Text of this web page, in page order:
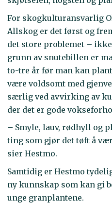
For skogkulturansvarlig
Allskog er det først og
det store problemet –
grunn av snutebillen er
to-tre år før man kan
være voldsomt med
særlig ved avvirking av
der det er gode
– Smyle, lauv, rødhyll og
ting som gjør det tøft å
sier Hestmo.
Samtidig er Hestmo
ny kunnskap som kan gi
unge granplantene.